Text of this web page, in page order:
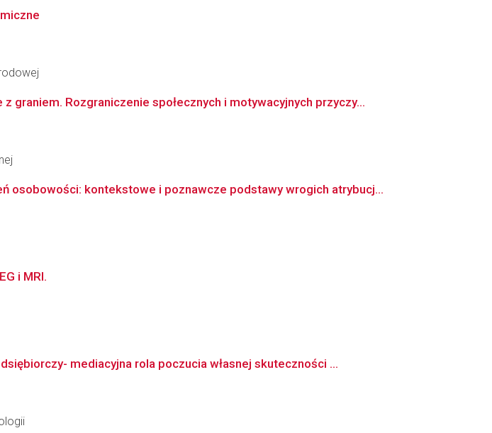
graniem. Rozgraniczenie społecznych i motywacyjnych przyczy...
osobowości: kontekstowe i poznawcze podstawy wrogich atrybucj...
i MRI.
mediacyjna rola poczucia własnej skuteczności ...